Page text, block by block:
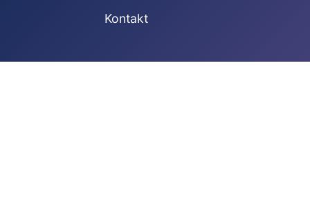
Kontakt